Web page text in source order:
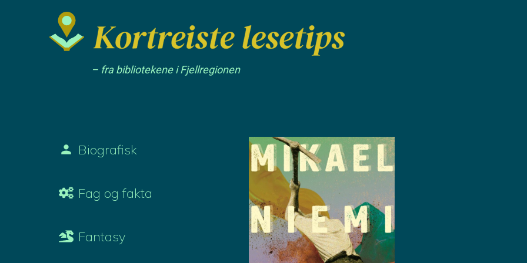
– fra bibliotekene i Fjellregionen
Biografisk
Fag og fakta
Fantasy